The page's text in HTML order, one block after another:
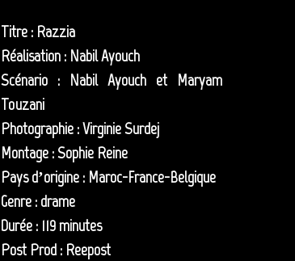
Titre : Razzia
Réalisation : Nabil Ayouch
Scénario : Nabil Ayouch et Maryam
Touzani
Photographie : Virginie Surdej
Montage : Sophie Reine
Pays d’origine : Maroc-France-Belgique
Genre : drame
Durée : 119 minutes
Post Prod : Reepost